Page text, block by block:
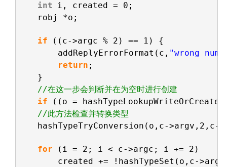
int i, created = 0;
robj *o;
if
((c->argc % 2) == 1) {
addReplyErrorFormat(c, "wrong
return ;
}
//在这一步会判断并在为空时进行创建
if
((o =
//此方法检查并转换类型
hashTypeTryConversion(o,c->argv,2,c-
for
(i = 2; i < c->argc; i += 2)
created += !hashTypeSet(o,c-